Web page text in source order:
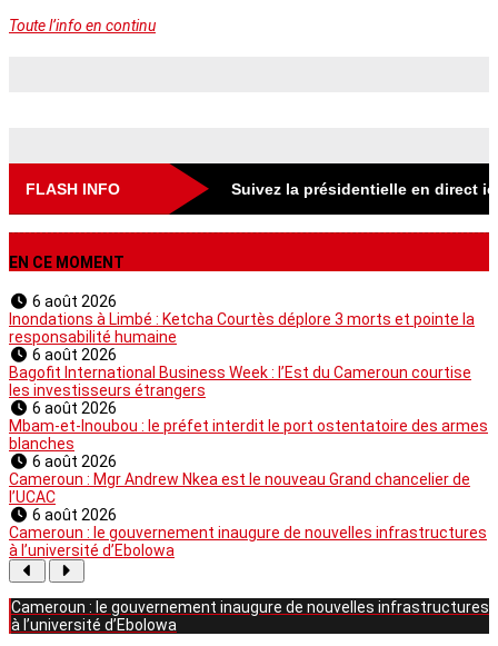
Toute l’info en continu
FLASH INFO Suivez la présidentielle en direct
EN CE MOMENT
6 août 2026
Inondations à Limbé : Ketcha Courtès déplore 3 morts et pointe la
responsabilité humaine
6 août 2026
Bagofit International Business Week : l’Est du Cameroun courtise
les investisseurs étrangers
6 août 2026
Mbam-et-Inoubou : le préfet interdit le port ostentatoire des armes
blanches
6 août 2026
Cameroun : Mgr Andrew Nkea est le nouveau Grand chancelier de
l’UCAC
6 août 2026
Cameroun : le gouvernement inaugure de nouvelles infrastructures
à l’université d’Ebolowa
Cameroun : le gouvernement inaugure de nouvelles infrastructures
à l’université d’Ebolowa